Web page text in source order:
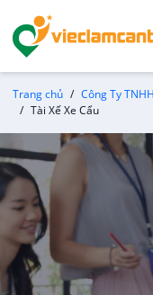
Trang chủ
Công Ty
Tài Xế Xe Cẩu